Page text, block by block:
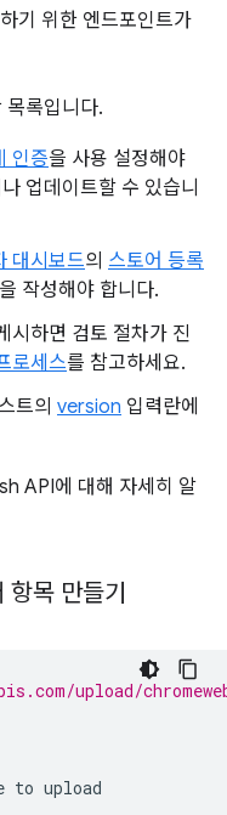
기 위한 엔드포인트가
록입니다.
인증을 사용 설정해야
업데이트할 수 있습니
대시보드의 스토어 등록
작성해야 합니다.
시하면 검토 절차가 진
로세스를 참고하세요.
트의 version 입력란에
API에 대해 자세히 알
목 만들기
upload/
upload